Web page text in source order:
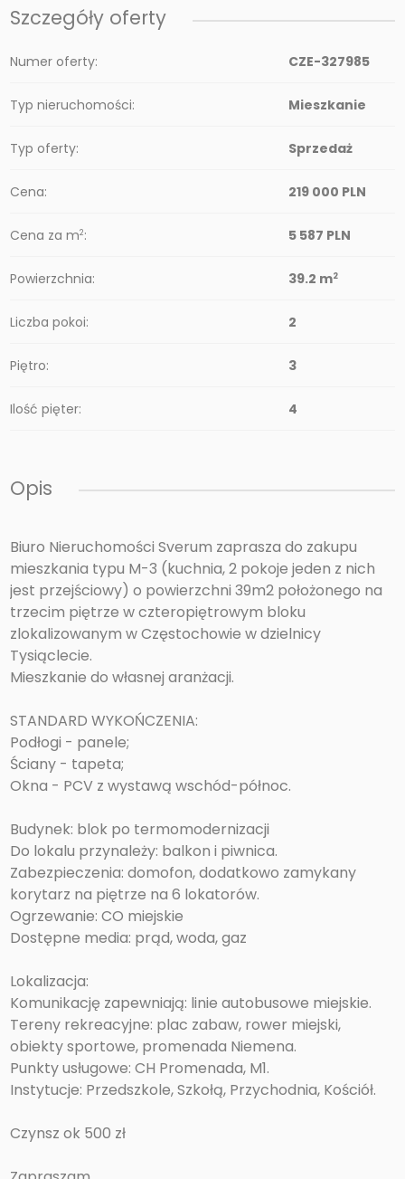
Szczegóły oferty
Numer oferty: CZE-327985
Typ nieruchomości: Mieszkanie
Typ oferty: Sprzedaż
Cena: 219 000 PLN
Cena za m2: 5 587 PLN
Powierzchnia: 39.2 m2
Liczba pokoi: 2
Piętro: 3
Ilość pięter: 4
Opis
Biuro Nieruchomości Sverum zaprasza do zakupu
mieszkania typu M-3 (kuchnia, 2 pokoje jeden z nich
jest przejściowy) o powierzchni 39m2 położonego na
trzecim piętrze w czteropiętrowym bloku
zlokalizowanym w Częstochowie w dzielnicy
Tysiąclecie.
Mieszkanie do własnej aranżacji.
STANDARD WYKOŃCZENIA:
Podłogi - panele;
Ściany - tapeta;
Okna - PCV z wystawą wschód-północ.
Budynek: blok po termomodernizacji
Do lokalu przynależy: balkon i piwnica.
Zabezpieczenia: domofon, dodatkowo zamykany
korytarz na piętrze na 6 lokatorów.
Ogrzewanie: CO miejskie
Dostępne media: prąd, woda, gaz
Lokalizacja:
Komunikację zapewniają: linie autobusowe miejskie.
Tereny rekreacyjne: plac zabaw, rower miejski,
obiekty sportowe, promenada Niemena.
Punkty usługowe: CH Promenada, M1.
Instytucje: Przedszkole, Szkołą, Przychodnia, Kościół.
Czynsz ok 500 zł